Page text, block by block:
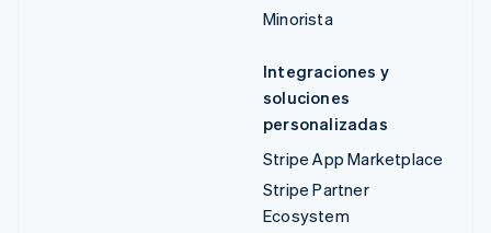
Minorista
Integraciones y
soluciones
personalizadas
Stripe App Marketplace
Stripe Partner
Ecosystem